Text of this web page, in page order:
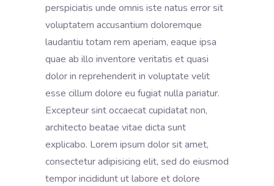
perspiciatis unde omnis iste natus error sit
voluptatem accusantium doloremque
laudantiu totam rem aperiam, eaque ipsa
quae ab illo inventore veritatis et quasi
dolor in reprehenderit in voluptate velit
esse cillum dolore eu fugiat nulla pariatur.
Excepteur sint occaecat cupidatat non,
architecto beatae vitae dicta sunt
explicabo. Lorem ipsum dolor sit amet,
consectetur adipisicing elit, sed do eiusmod
tempor incididunt ut labore et dolore